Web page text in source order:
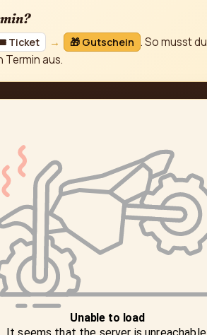
Ticket → 🎁 Gutschein . So musst du
Termin aus.